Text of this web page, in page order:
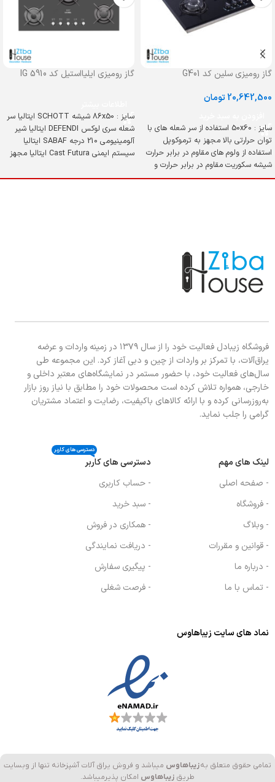
گاز رومیزی سلین کد G401
20,642,500تومان
سایز : 50x60 استفاده از سر شعله های با
توان حرارتی بالا مجهز به ترموکوپل
استفاده از ولوم های مقاوم در برابر حرارت
شیشه سکوریت مقاوم در برابر حرارت و
ضربه
گاز رومیزی ایلیااستیل کد IG 5910
سایز : 86x50 شیشه SCHOTT ایتالیا سر
شعله سری لوکس DEFENDI ایتالیا شیر
آلومینیومی 210 درجه SABAF ایتالیا
سیستم ایمنی Cast Futura ایتالیا مجهز
دارای چدنی های مقاوم در برابر حرارت و
فروشگاه زیبادل فعالیت خود را از سال ۱۳۷۹ در زمینه واردات و عرضه
یراق‌آلات، با تمرکز بر واردات از چین و دبی آغاز کرد. این مجموعه طی
سال‌های فعالیت خود، با حضور مستمر در نمایشگاه‌های معتبر داخلی و
خارجی، همواره تلاش کرده است محصولات خود را مطابق با نیاز روز بازار
به‌روزرسانی کرده و با ارائه کالاهای باکیفیت، رضایت و اعتماد مشتریان
گرامی را جلب نماید.
لینک های مهم
- صفحه اصلی
- فروشگاه
- وبلاگ
- قوانین و مقررات
- درباره ما
- تماس با ما
دسترسی های کاربر
دسترسی های کاربر
- حساب کاربری
- سبد خرید
- همکاری در فروش
- دریافت نمایندگی
- پیگیری سفارش
- فرصت شغلی
نماد های سایت زیباهاوس
تمامی حقوق متعلق بهزیباهاوس میباشد و فروش یراق آلات آشپزخانه تنها از وبسایت
طریق زیباهاوس امکان پذیرمیباشد.